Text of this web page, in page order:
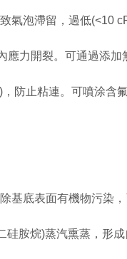
泡滯留，過低(<10
開裂。可通過添加
止粘連。可噴涂含氟
底表面有機物污染，
烷)蒸汽熏蒸，形成